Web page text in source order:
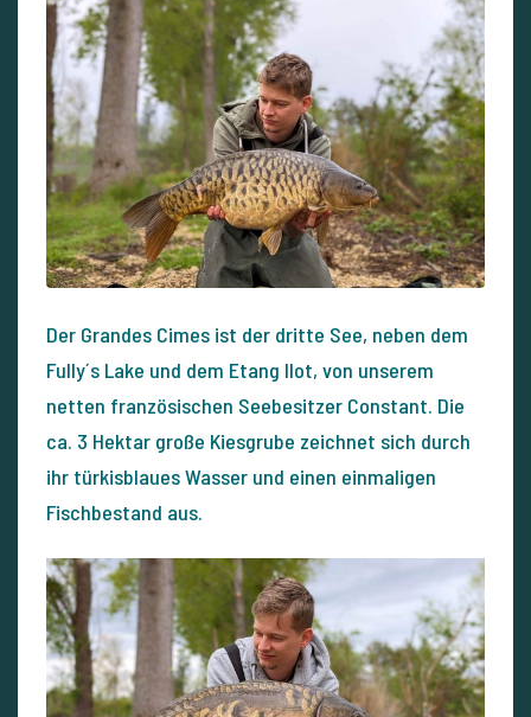
Der Grandes Cimes ist der dritte See, neben dem
Fully´s Lake und dem Etang Ilot, von unserem
netten französischen Seebesitzer Constant. Die
ca. 3 Hektar große Kiesgrube zeichnet sich durch
ihr türkisblaues Wasser und einen einmaligen
Fischbestand aus.